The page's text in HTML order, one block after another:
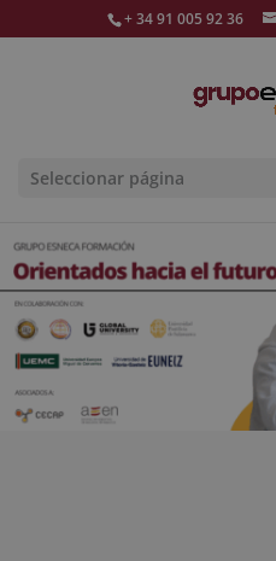
+ 34 91 005 92 36
Seleccionar página